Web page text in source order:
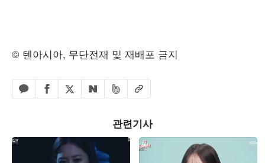
© 텐아시아, 무단전재 및 재배포 금지
카카오톡 공유하기
페이스북 공유하기
엑스 공유하기
네이버 공유하기
밴드 공유하기
URL복사
관련기사